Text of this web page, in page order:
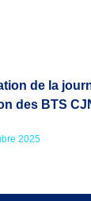
de la
des BTS
2025